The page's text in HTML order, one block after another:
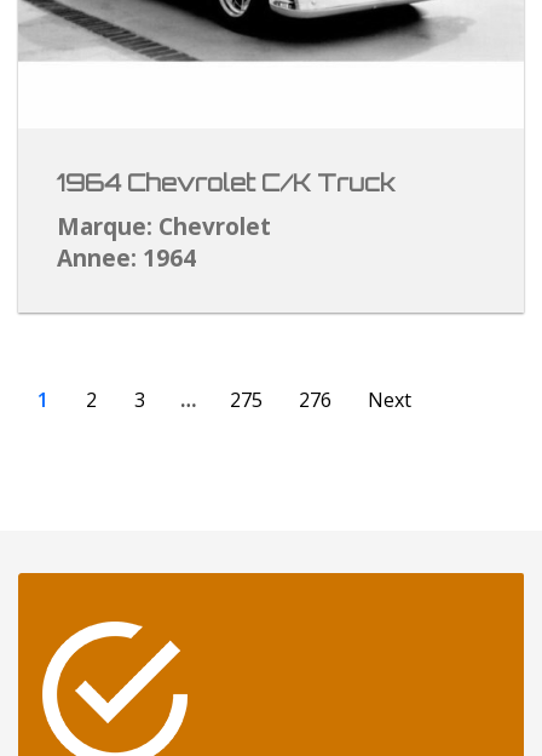
1964 Chevrolet C/K Truck
Marque: Chevrolet
Annee: 1964
1 2 3 … 275 276 Next